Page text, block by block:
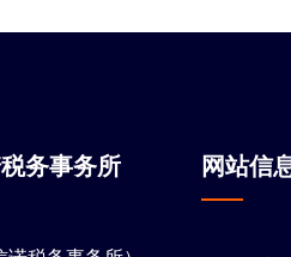
务事务所 网站信